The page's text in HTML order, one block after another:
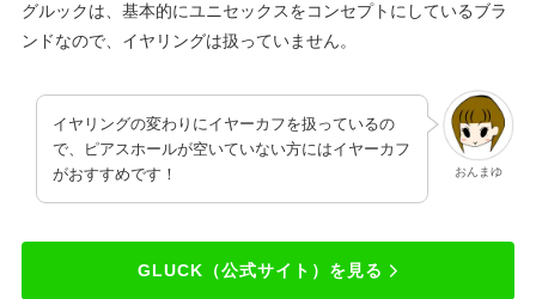
グルックは、基本的にユニセックスをコンセプトにしているブラ
ンドなので、イヤリングは扱っていません。
おんまゆ
イヤリングの変わりにイヤーカフを扱っているの
で、ピアスホールが空いていない方にはイヤーカフ
がおすすめです！
GLUCK（公式サイト）を見る